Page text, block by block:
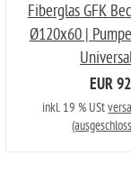
Fiberglas GFK
Ø120x60 |
EUR
inkl. 19 % USt